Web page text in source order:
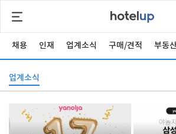
채용 인재 업계소식 구매/견적 부동
업계소식